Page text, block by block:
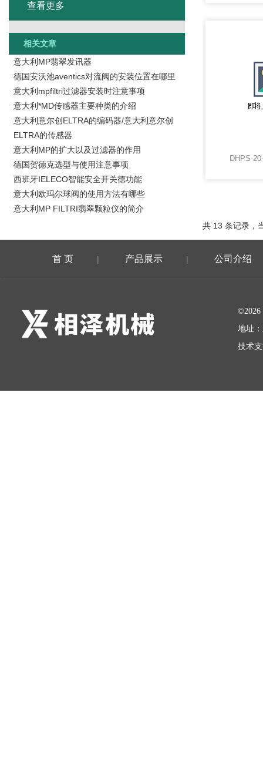
DHPS-
共 13 条记录
查看更多
相关文章
意大利MP翡翠发讯器
德国安沃池aventics对流阀的安装位置在哪里
意大利mpfiltri过滤器安装时注意事项
意大利*MD传感器主要种类的介绍
意大利意尔创ELTRA的编码器/意大利意尔创
ELTRA的传感器
意大利MP的扩大以及过滤器的作用
德国贺德克选型与使用注意事项
西班牙IELECO智能安全开关德功能
意大利欧玛尔球阀的使用方法有哪些
意大利MP FILTRI翡翠颗粒仪的简介
首 页 | 产品展示 | 公司介绍
地址
技术